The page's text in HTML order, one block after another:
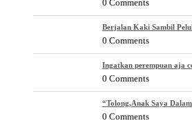
0 Comments
Berjalan Kaki Sambil
0 Comments
Ingatkan perempuan aja
0 Comments
“Tolong,Anak Saya
0 Comments